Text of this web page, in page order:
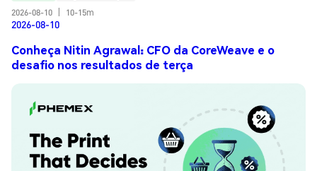
2026-08-10
10-15m
2026-08-10
Conheça Nitin Agrawal: CFO da CoreWeave e o
desafio nos resultados de terça